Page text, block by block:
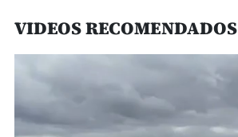
VIDEOS RECOMENDADOS